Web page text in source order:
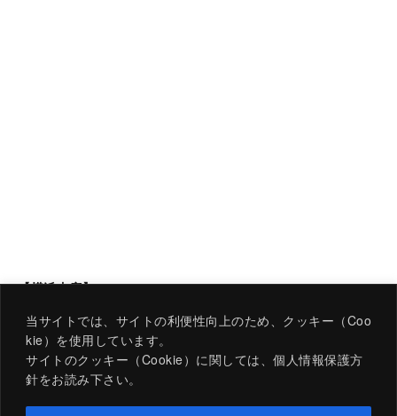
当サイトでは、サイトの利便性向上のため、クッキー（Coo
kie）を使用しています。
サイトのクッキー（Cookie）に関しては、個人情報保護方
針をお読み下さい。
【横浜支店】
TEL:045-586-3111